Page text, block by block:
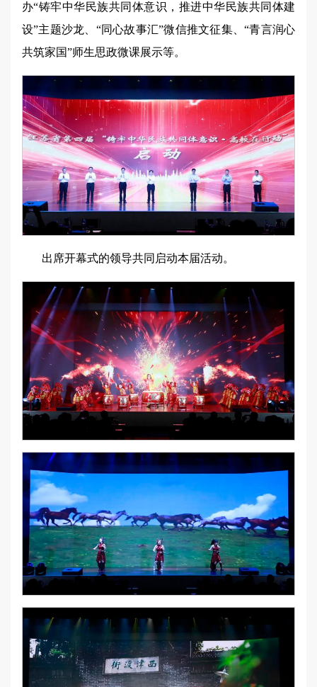
办“铸牢中华民族共同体意识，推进中华民族共同体建
设”主题沙龙、“同心故事汇”微信推文征集、“青言润心
共筑家国”师生思政微课展示等。
出席开幕式的领导共同启动本届活动。